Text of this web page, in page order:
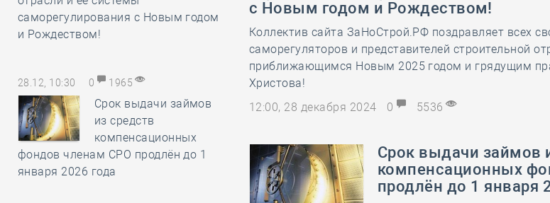
саморегулирования с Новым годом
и Рождеством!
28.12, 10:30 0 1965
Срок выдачи займов
из средств
компенсационных
фондов членам СРО продлён до 1
января 2026 года
с Новым годом и Рождеством!
Коллектив сайта ЗаНоСтрой.РФ поздравляет всех
саморегуляторов и представителей строительной
приближающимся Новым 2025 годом и грядущим
Христова!
12:00, 28 декабря 2024
0 5536
Срок выдачи займов
компенсационных
продлён до 1 января